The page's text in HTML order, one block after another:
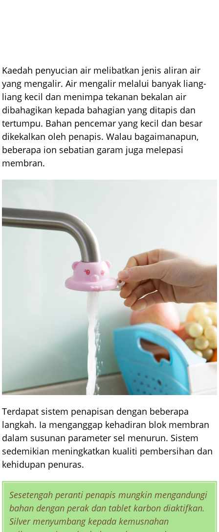
Kaedah penyucian air melibatkan jenis aliran air
yang mengalir. Air mengalir melalui banyak liang-
liang kecil dan menimpa tekanan bekalan air
dibahagikan kepada bahagian yang ditapis dan
tertumpu. Bahan pencemar yang kecil dan besar
dikekalkan oleh penapis. Walau bagaimanapun,
beberapa ion sebatian garam juga melepasi
membran.
Terdapat sistem penapisan dengan beberapa
langkah. Ia menganggap kehadiran blok membran
dalam susunan parameter sel menurun. Sistem
sedemikian meningkatkan kualiti pembersihan dan
kehidupan penuras.
Sesetengah peranti penapis mungkin mengandungi
bahan dengan perak dan tablet karbon diaktifkan.
Silver menyumbang kepada kemusnahan